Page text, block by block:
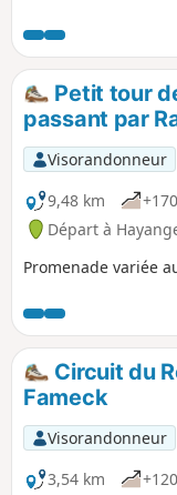
Petit tour
passant par
Visorandonneur
9,48 km
Départ à
Promenade variée
Circuit du
Fameck
Visorandonneur
3,54 km